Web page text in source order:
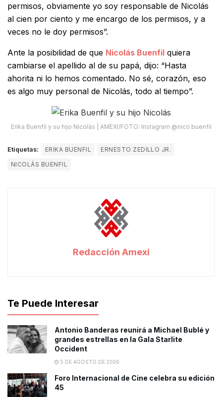
permisos, obviamente yo soy responsable de Nicolás
al cien por ciento y me encargo de los permisos, y a
veces no le doy permisos”.
Ante la posibilidad de que Nicolás Buenfil quiera
cambiarse el apellido al de su papá, dijo: “Hasta
ahorita ni lo hemos comentado. No sé, corazón, eso
es algo muy personal de Nicolás, todo al tiempo”.
Erika Buenfil y su hijo Nicolás | AMEXI/FOTO: Instagram @nico.buenfil
Etiquetas: ERIKA BUENFIL
ERNESTO ZEDILLO JR.
NICOLÁS BUENFIL
Redacción Amexi
Te Puede Interesar
Antonio Banderas reunirá a Michael Bublé y
grandes estrellas en la Gala Starlite
Occident
5 DE AGOSTO DE 2026
Foro Internacional de Cine celebra su edición
45